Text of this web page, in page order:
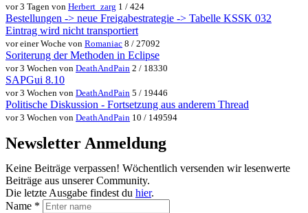
vor 3 Tagen von Herbert_zarg 1 / 424
Bestellungen -> neue Freigabestrategie -> Tabelle KSSK 032
Eintrag wird nicht transportiert
vor einer Woche von Romaniac 8 / 27092
Soriterung der Methoden in Eclipse
vor 3 Wochen von DeathAndPain 2 / 18330
SAPGui 8.10
vor 3 Wochen von DeathAndPain 5 / 19446
Politische Diskussion - Fortsetzung aus anderem Thread
vor 3 Wochen von DeathAndPain 10 / 149594
Newsletter Anmeldung
Keine Beiträge verpassen! Wöchentlich versenden wir lesenwerte
Beiträge aus unserer Community.
Die letzte Ausgabe findest du hier.
Name *